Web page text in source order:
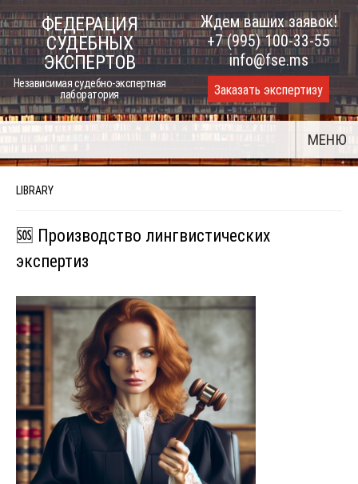
Skip
to
content
ФЕДЕРАЦИЯ
СУДЕБНЫХ
ЭКСПЕРТОВ
Независимая судебно-экспертная
лаборатория
Ждем ваших заявок!
+7 (995) 100-33-55
info@fse.ms
Заказать экспертизу
МЕНЮ
LIBRARY
🆘 Производство лингвистических
экспертиз